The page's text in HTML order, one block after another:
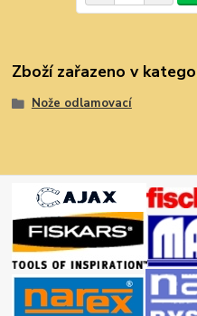
Zboží zařazeno v
Nože odlamovací